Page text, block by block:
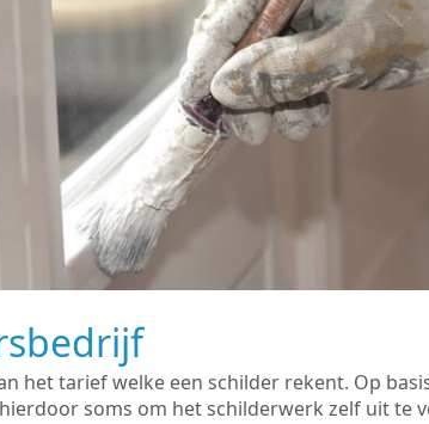
het tarief welke een schilder rekent. Op
soms om het schilderwerk zelf uit te